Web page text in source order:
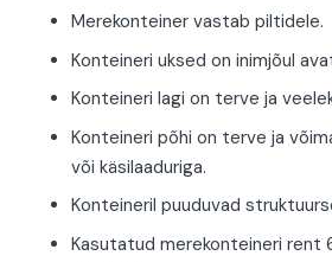
Merekonteiner vastab piltidele.
Konteineri uksed on inimjõul
Konteineri lagi on terve ja
Konteineri põhi on terve ja
või käsilaaduriga.
Konteineril puuduvad
Kasutatud merekonteineri rent